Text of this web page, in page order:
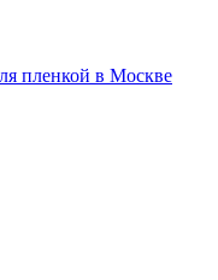
пленкой в Москве